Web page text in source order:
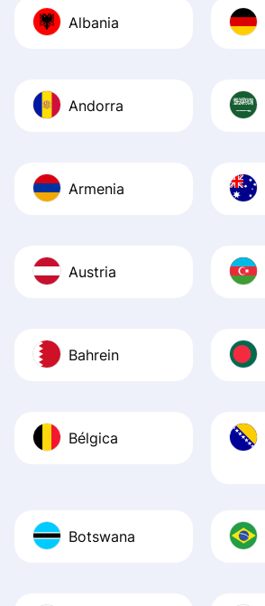
Albania
Andorra
Armenia
Austria
Bahrein
Bélgica
Botswana